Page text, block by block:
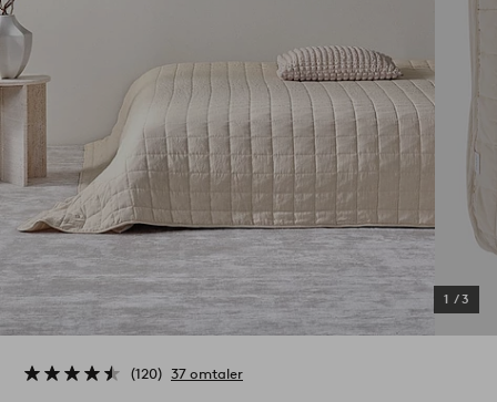
1 /3
120 37 omtaler